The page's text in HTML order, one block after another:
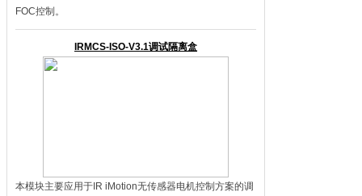
FOC控制。
IRMCS-ISO-V3.1调试隔离盒
本模块主要应用于IR iMotion无传感器电机控制方案的调